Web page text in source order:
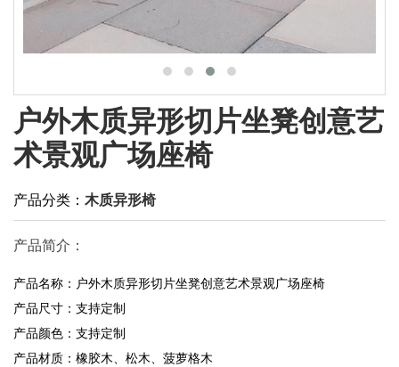
户外木质异形切片坐凳创意艺
术景观广场座椅
产品分类： 木质异形椅
产品简介：
产品名称：户外木质异形切片坐凳创意艺术景观广场座椅
产品尺寸：支持定制
产品颜色：支持定制
产品材质：橡胶木、松木、菠萝格木